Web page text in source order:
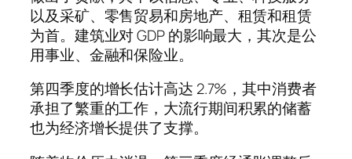
以及采矿、零售贸易和房地产、租赁和租赁
为首。建筑业对 GDP 的影响最大，其次是公
用事业、金融和保险业。
第四季度的增长估计高达 2.7%，其中消费者
承担了繁重的工作，大流行期间积累的储蓄
也为经济增长提供了支撑。